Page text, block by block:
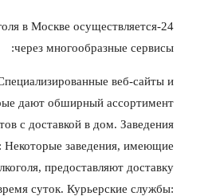
в Москве осуществляется
через многообразные сервисы:
веб-сайты и
дают обширный ассортимент
с доставкой в дом. Заведения
заведения, имеющие
предоставляют доставку
суток. Курьерские службы: